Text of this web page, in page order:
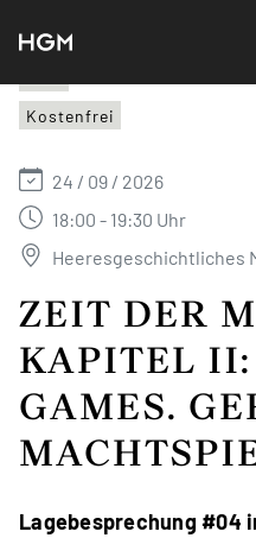
Kostenfrei
24 / 09 / 2026
18:00 - 19:30 Uhr
Heeresgeschichtliches
ZEIT DER
KAPITEL II:
GAMES.
Lagebesprechung #04